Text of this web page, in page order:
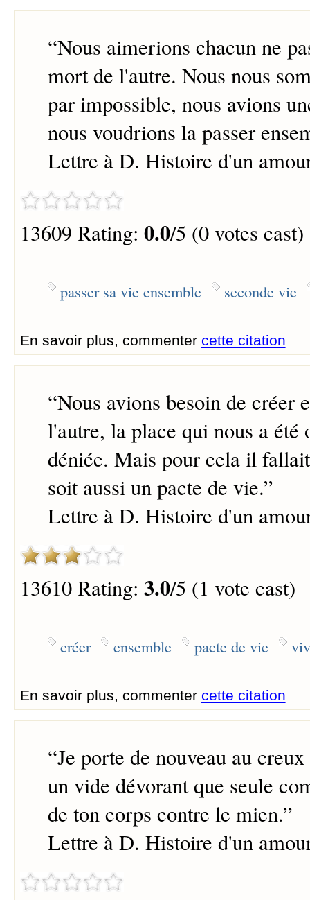
“Nous aimerions chacun ne
mort de l'autre. Nous nous
par impossible, nous ­avions
nous voudrions la passer
Lettre à D. Histoire d'un
13609 Rating: 0.0/5 (0 votes cast)
passer sa vie ensemble seconde vie
En savoir plus, commenter cette citation
“Nous avions besoin de créer
l'autre, la place qui nous a
déniée. Mais pour cela il
soit aussi un pacte de vie.”
Lettre à D. Histoire d'un
13610 Rating: 3.0/5 (1 vote cast)
créer ensemble pacte de vie
En savoir plus, commenter cette citation
“Je porte de nouveau au
un vide dévorant que seule
de ton corps contre le mien.”
Lettre à D. Histoire d'un